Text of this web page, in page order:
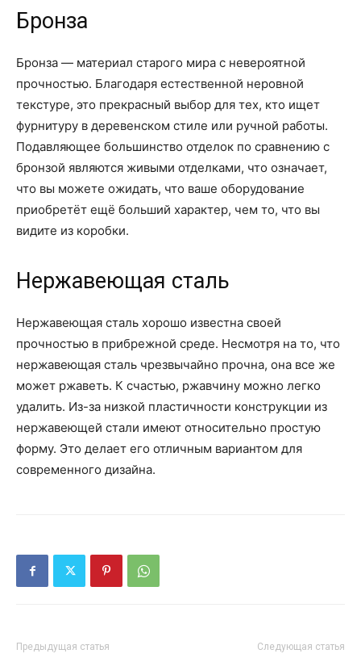
Бронза
Бронза — материал старого мира с невероятной
прочностью. Благодаря естественной неровной
текстуре, это прекрасный выбор для тех, кто ищет
фурнитуру в деревенском стиле или ручной работы.
Подавляющее большинство отделок по сравнению с
бронзой являются живыми отделками, что означает,
что вы можете ожидать, что ваше оборудование
приобретёт ещё больший характер, чем то, что вы
видите из коробки.
Нержавеющая сталь
Нержавеющая сталь хорошо известна своей
прочностью в прибрежной среде. Несмотря на то, что
нержавеющая сталь чрезвычайно прочна, она все же
может ржаветь. К счастью, ржавчину можно легко
удалить. Из-за низкой пластичности конструкции из
нержавеющей стали имеют относительно простую
форму. Это делает его отличным вариантом для
современного дизайна.
Предыдущая статья Следующая статья